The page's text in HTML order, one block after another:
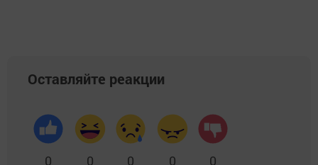
Оставляйте реакции
0 0 0 0 0